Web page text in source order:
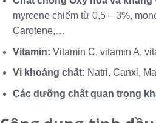
myrcene chiếm từ 0,5 – 3%,
Carotene,…
Vitamin:Vitamin C, vitamin A,
Vi khoáng chất: Natri, Canxi,
Các dưỡng chất quan trọng